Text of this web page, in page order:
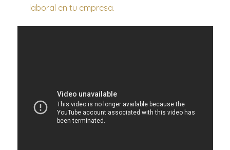
laboral en tu empresa.